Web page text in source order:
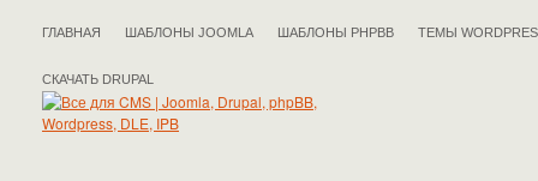
ГЛАВНАЯ ШАБЛОНЫ JOOMLA ШАБЛОНЫ PHPBB ТЕМЫ
СКАЧАТЬ DRUPAL